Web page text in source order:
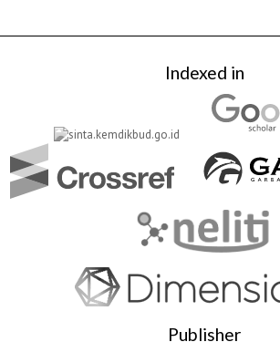
Indexed in
Publisher